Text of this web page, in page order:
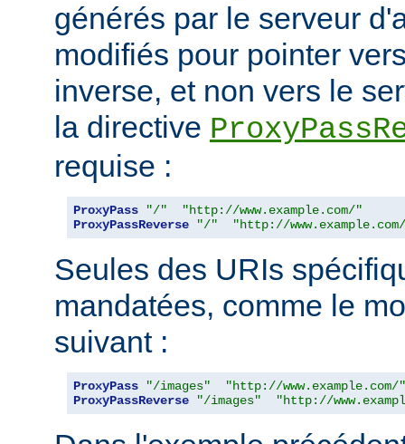
générés par le serveur
modifiés pour pointer
inverse, et non vers le
la directive
requise :
ProxyPass "/"
"http://www.example.com/"
ProxyPassReverse
"/" "http://
Seules des URIs
mandatées, comme le
suivant :
ProxyPass "/images"
"http://www.example.com/"
ProxyPassReverse
"/images" "http://